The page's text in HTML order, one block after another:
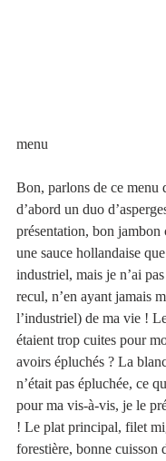
menu
Bon, parlons de ce menu
d’abord un duo
présentation, bon jambon
une sauce hollandaise
industriel, mais je n’ai
recul, n’en ayant jamais
l’industriel) de ma vie !
étaient trop cuites pour
avoirs épluchés ? La
n’était pas épluchée, ce
pour ma vis-à-vis, je le
! Le plat principal, filet
forestière, bonne cuisson